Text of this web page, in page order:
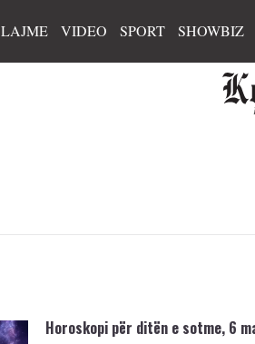
LAJME VIDEO SPORT SHOWBIZ
Horoskopi për ditën e sotme, 6